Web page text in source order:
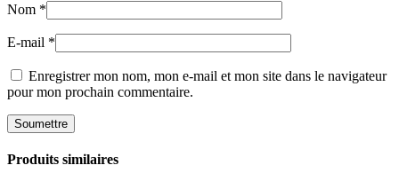
Nom *
E-mail *
Enregistrer mon nom, mon e-mail et mon site dans le navigateur
pour mon prochain commentaire.
Produits similaires